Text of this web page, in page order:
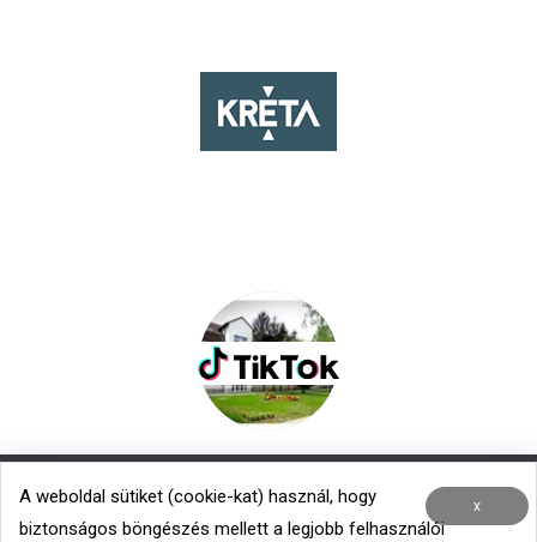
Nemzetközi kapcsolatok | Menza – Heti étlap x
A weboldal sütiket (cookie-kat) használ, hogy
biztonságos böngészés mellett a legjobb felhasználói